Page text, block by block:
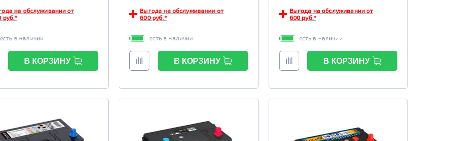
на обслуживании от
руб.*
есть в наличии
В КОРЗИНУ
Выгода на обслуживании от
600 руб.*
есть в наличии
В КОРЗИНУ
Выгода на обслуживании от
600 руб.*
есть в наличии
В КОРЗИНУ